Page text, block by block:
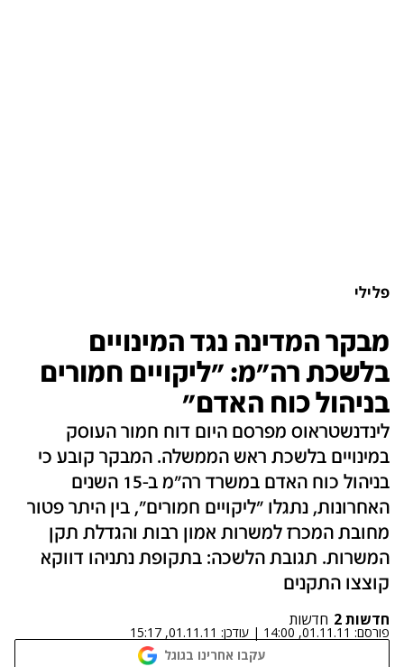
פלילי
מבקר המדינה נגד המינויים
בלשכת רה"מ: "ליקויים חמורים
בניהול כוח האדם"
לינדנשטראוס מפרסם היום דוח חמור העוסק
במינויים בלשכת ראש הממשלה. המבקר קובע כי
בניהול כוח האדם במשרד רה"מ ב-15 השנים
האחרונות, נתגלו "ליקויים חמורים", בין היתר פטור
מחובת המכרז למשרות אמון רבות והגדלת תקן
המשרות. תגובת הלשכה: בתקופת נתניהו דווקא
קוצצו התקנים
חדשות 2 חדשות
פורסם: 01.11.11, 14:00
| עודכן: 01.11.11, 15:17
עקבו אחרינו בגוגל